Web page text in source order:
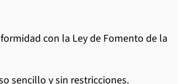
con la Ley de Fomento de la
sencillo y sin restricciones.